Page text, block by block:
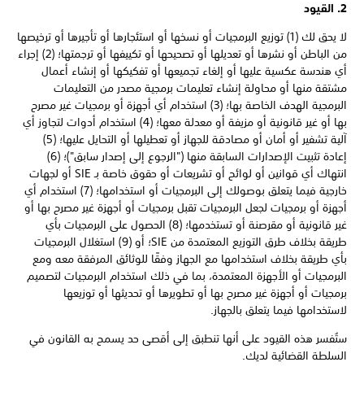
2. القيود
لا يحق لك (1) توزيع البرمجيات أو نسخها أو استئجارها أو تأجيرها أو ترخيصها
من الباطن أو نشرها أو تعديلها أو تصحيحها أو تكييفها أو ترجمتها؛ (2) إجراء
أي هندسة عكسية عليها أو إلغاء تجميعها أو تفكيكها أو إنشاء أعمال
مشتقة منها أو محاولة إنشاء تعليمات برمجية مصدر من التعليمات
البرمجية الهدف الخاصة بها؛ (3) استخدام أي أجهزة أو برمجيات غير مصرح
بها أو غير قانونية أو مزيفة أو معدلة معها؛ (4) استخدام أدوات لتجاوز أي
آلية تشفير أو أمان أو مصادقة للجهاز أو تعطيلها أو التحايل عليها؛ (5)
إعادة تثبيت الإصدارات السابقة منها ("الرجوع إلى إصدار سابق")؛ (6)
انتهاك أي قوانين أو لوائح أو تشريعات أو حقوق خاصة بـ SIE أو لجهات
خارجية فيما يتعلق بوصولك إلى البرمجيات أو استخدامها؛ (7) استخدام أي
أجهزة أو برمجيات لجعل البرمجيات تقبل برمجيات أو أجهزة غير مصرح بها أو
غير قانونية أو مقرصنة أو تستخدمها؛ (8) الحصول على البرمجيات بأي
طريقة بخلاف طرق التوزيع المعتمدة من SIE؛ أو (9) استغلال البرمجيات
بأي طريقة بخلاف استخدامها مع الجهاز وفقًا للوثائق المرفقة معه ومع
البرمجيات أو الأجهزة المعتمدة، بما في ذلك استخدام البرمجيات لتصميم
برمجيات أو أجهزة غير مصرح بها أو تطويرها أو تحديثها أو توزيعها
لاستخدامها فيما يتعلق بالجهاز.
ستُفسر هذه القيود على أنها تنطبق إلى أقصى حد يسمح به القانون في
السلطة القضائية لديك.